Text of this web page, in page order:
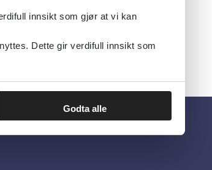
innsikt som gjør at vi kan
Dette gir verdifull innsikt som
Godta alle